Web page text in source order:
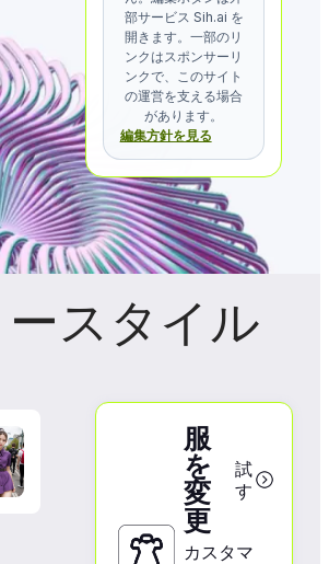
部サービス Sih.ai を
開きます。一部のリ
ンクはスポンサーリ
ンクで、このサイト
の運営を支える場合
があります。
編集方針を見る
スタイル
服
を
変
更
試
す
カスタマ